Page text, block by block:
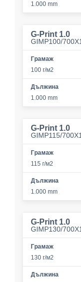
1.000 mm
G-Print 1.0
GIMP100/
Грамаж
100 г/м2
Дължина
1.000 mm
G-Print 1.0
GIMP115/
Грамаж
115 г/м2
Дължина
1.000 mm
G-Print 1.0
GIMP130/
Грамаж
130 г/м2
Дължина